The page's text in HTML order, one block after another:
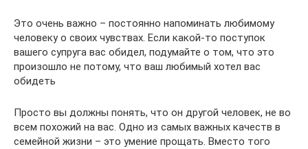
Это очень важно – постоянно напоминать любимому
человеку о своих чувствах. Если какой-то поступок
вашего супруга вас обидел, подумайте о том, что это
произошло не потому, что ваш любимый хотел вас
обидеть
Просто вы должны понять, что он другой человек, не во
всем похожий на вас. Одно из самых важных качеств в
семейной жизни – это умение прощать. Вместо того